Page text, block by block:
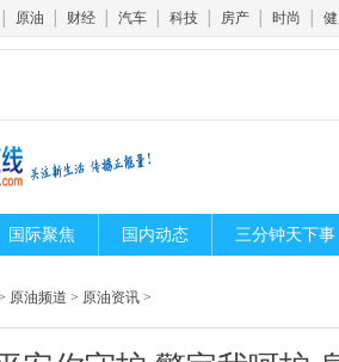
原油 财经 汽车 科技 房产 时尚
国际聚焦 国内动态 三分钟天下事
原油频道 > 原油资讯 >